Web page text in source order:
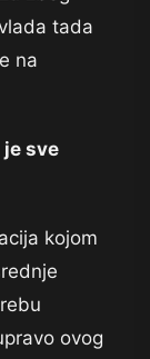
tada
na
sve
kojom
ovog